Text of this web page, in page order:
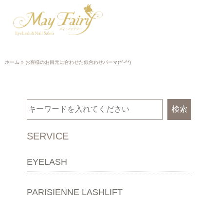
ホーム » お客様のお目元に合わせた似合わせパーマ(*^-^*)
検索
SERVICE
EYELASH
PARISIENNE LASHLIFT